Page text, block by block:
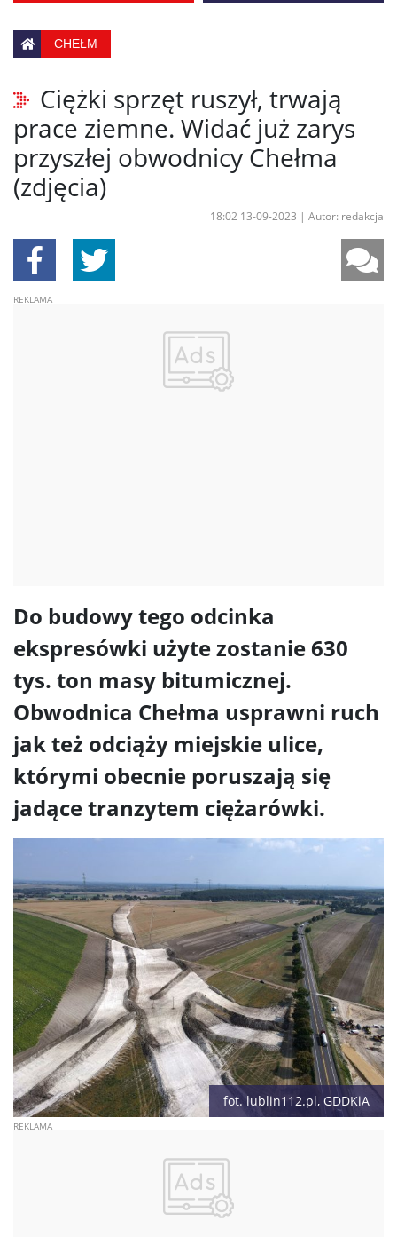
CHEŁM
Ciężki sprzęt ruszył, trwają
prace ziemne. Widać już zarys
przyszłej obwodnicy Chełma
(zdjęcia)
18:02 13-09-2023 | Autor: redakcja
Do budowy tego odcinka
ekspresówki użyte zostanie 630
tys. ton masy bitumicznej.
Obwodnica Chełma usprawni ruch
jak też odciąży miejskie ulice,
którymi obecnie poruszają się
jadące tranzytem ciężarówki.
fot. lublin112.pl, GDDKiA